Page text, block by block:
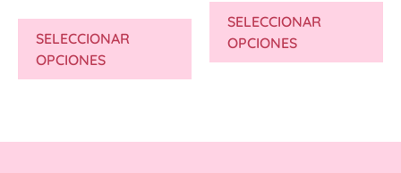
SELECCIONAR
OPCIONES
SELECCIONAR
OPCIONES